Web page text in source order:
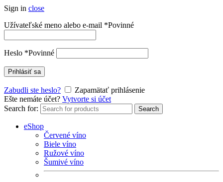
Sign in close
Užívateľské meno alebo e-mail *Povinné
Heslo *Povinné
Prihlásiť sa
Zabudli ste heslo?
Zapamätať prihlásenie
Ešte nemáte účet? Vytvorte si účet
Search for:
Search
eShop
Červené víno
Biele víno
Ružové víno
Šumivé víno